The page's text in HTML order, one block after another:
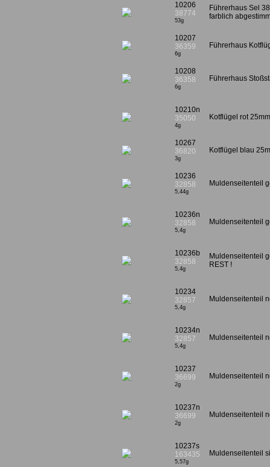
10206
38774
53g
Führerhaus Sel
farblich
10207
36359
6g
Führerhaus
10208
36358
6g
Führerhaus
10210n
35050
4g
Kotflügel rot
10267
36820
3g
Kotflügel blau
10236
32858
5,44g
Muldenseitenteil
10236n
32858
5,4g
Muldenseitenteil
10236b
32858
5,4g
Muldenseitenteil
REST !
10234
32857
5,4g
Muldenseitenteil
10234n
32857
5,4g
Muldenseitenteil
10237
36699
2g
Muldenseitenteil
10237n
36699
2g
Muldenseitenteil
10237s
163435
5,57g
Muldenseitenteil